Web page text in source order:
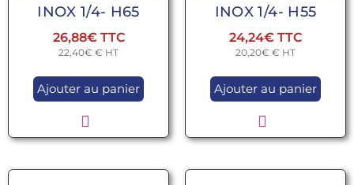
INOX 1/4- H65
26,88€
22,40€ € HT
Ajouter au panier
INOX 1/4- H55
24,24€
20,20€ € HT
Ajouter au panier